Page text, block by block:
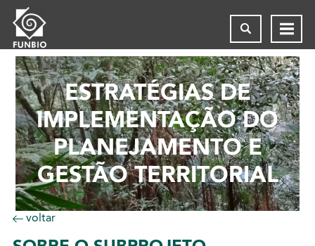
ESTRATÉGIAS DE
IMPLEMENTAÇÃO DO
PLANEJAMENTO E
GESTÃO TERRITORIAL
voltar